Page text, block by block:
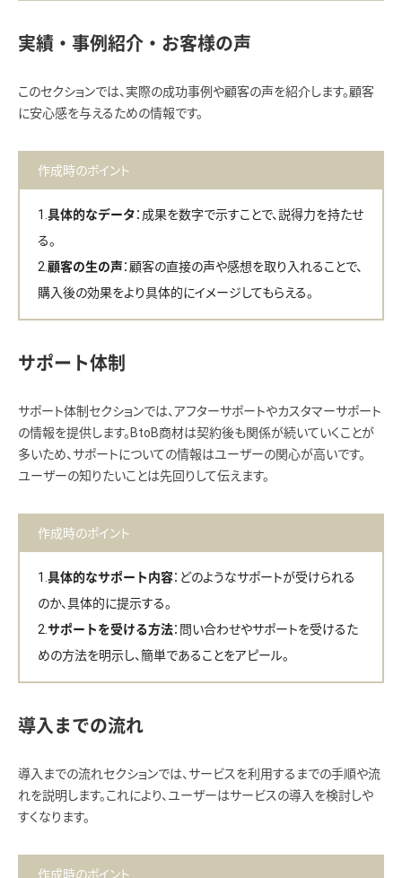
実績・事例紹介・お客様の声
このセクションでは、実際の成功事例や顧客の声を紹介します。顧客
に安心感を与えるための情報です。
作成時のポイント
具体的なデータ ：成果を数字で示すことで、説得力を持たせ
る。
顧客の生の声 ：顧客の直接の声や感想を取り入れることで、
購入後の効果をより具体的にイメージしてもらえる。
サポート体制
サポート体制セクションでは、アフターサポートやカスタマーサポート
の情報を提供します。BtoB商材は契約後も関係が続いていくことが
多いため、サポートについての情報はユーザーの関心が高いです。
ユーザーの知りたいことは先回りして伝えます。
作成時のポイント
具体的なサポート内容：どのようなサポートが受けられる
のか、具体的に提示する。
サポートを受ける方法：問い合わせやサポートを受けるた
めの方法を明示し、簡単であることをアピール。
導入までの流れ
導入までの流れセクションでは、サービスを利用するまでの手順や流
れを説明します。これにより、ユーザーはサービスの導入を検討しや
すくなります。
作成時のポイント